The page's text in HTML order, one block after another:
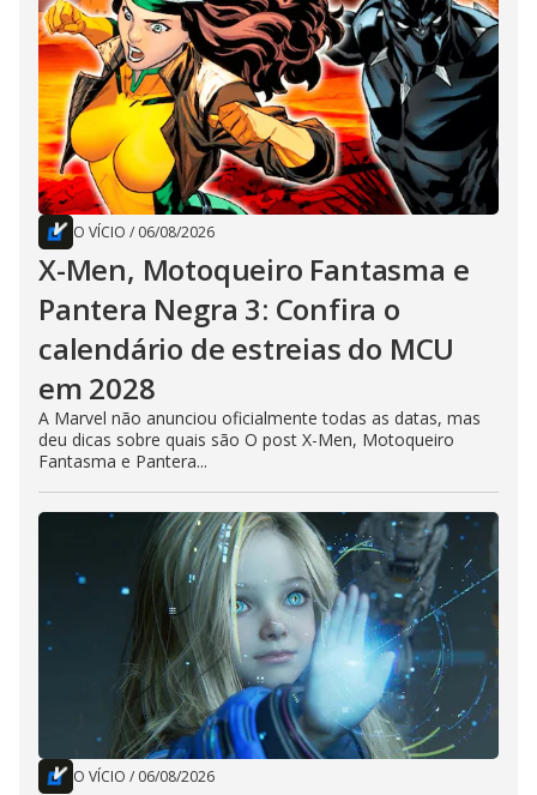
O VÍCIO / 06/08/2026
X-Men, Motoqueiro Fantasma e
Pantera Negra 3: Confira o
calendário de estreias do MCU
em 2028
A Marvel não anunciou oficialmente todas as datas, mas
deu dicas sobre quais são O post X-Men, Motoqueiro
Fantasma e Pantera...
O VÍCIO / 06/08/2026